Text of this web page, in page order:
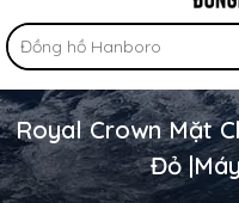
Royal Crown Mặt
Đỏ